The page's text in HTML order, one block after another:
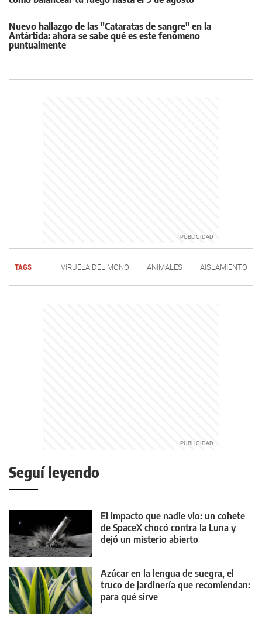
Nuevo hallazgo de las "Cataratas de sangre" en la
Antártida: ahora se sabe qué es este fenómeno
puntualmente
TAGS VIRUELA DEL MONO ANIMALES AISLAMIENTO
Seguí leyendo
El impacto que nadie vio: un cohete
de SpaceX chocó contra la Luna y
dejó un misterio abierto
Azúcar en la lengua de suegra, el
truco de jardinería que recomiendan:
para qué sirve